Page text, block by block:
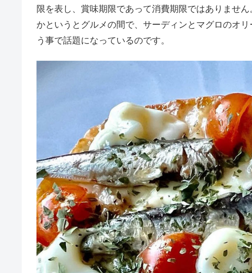
限を表し、賞味期限であって消費期限ではありませ
かというとグルメの間で、サーディンとマグロのオ
う事で話題になっているのです。